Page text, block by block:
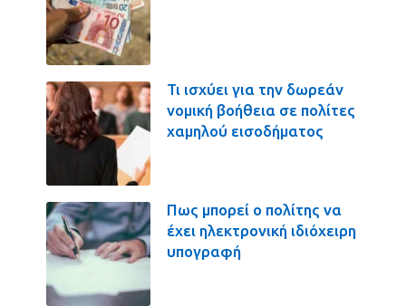
Τι ισχύει για την δωρεάν
νομική βοήθεια σε πολίτες
χαμηλού εισοδήματος
Πως μπορεί ο πολίτης να
έχει ηλεκτρονική ιδιόχειρη
υπογραφή